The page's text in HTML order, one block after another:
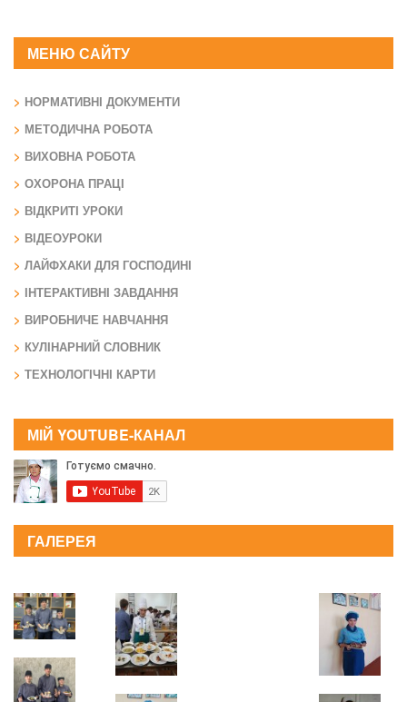
МЕНЮ САЙТУ
НОРМАТИВНІ ДОКУМЕНТИ
МЕТОДИЧНА РОБОТА
ВИХОВНА РОБОТА
ОХОРОНА ПРАЦІ
ВІДКРИТІ УРОКИ
ВІДЕОУРОКИ
ЛАЙФХАКИ ДЛЯ ГОСПОДИНІ
ІНТЕРАКТИВНІ ЗАВДАННЯ
ВИРОБНИЧЕ НАВЧАННЯ
КУЛІНАРНИЙ СЛОВНИК
ТЕХНОЛОГІЧНІ КАРТИ
МІЙ YOUTUBE-КАНАЛ
ГАЛЕРЕЯ